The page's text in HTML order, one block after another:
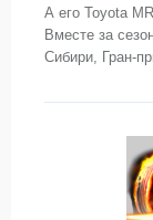
А его Toyota
Вместе за
Сибири, Гран-